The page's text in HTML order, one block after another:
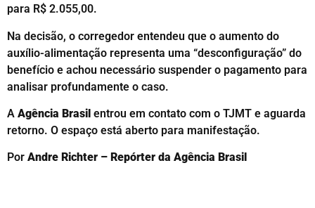
para R$ 2.055,00.
Na decisão, o corregedor entendeu que o aumento do
auxílio-alimentação representa uma “desconfiguração” do
benefício e achou necessário suspender o pagamento para
analisar profundamente o caso.
A Agência Brasil entrou em contato com o TJMT e aguarda
retorno. O espaço está aberto para manifestação.
Por Andre Richter – Repórter da Agência Brasil